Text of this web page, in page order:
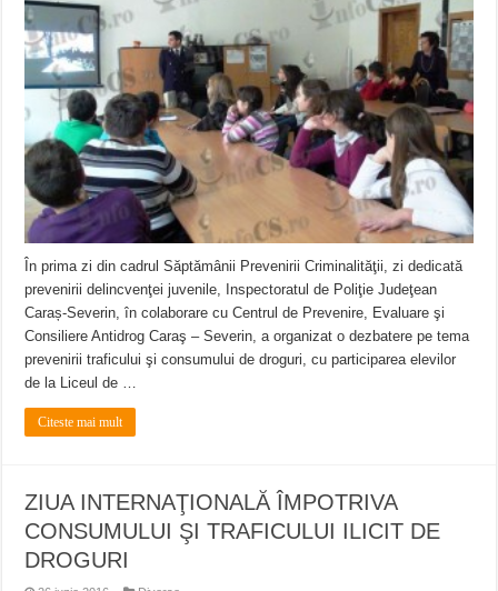
În prima zi din cadrul Săptămânii Prevenirii Criminalităţii, zi dedicată
prevenirii delincvenţei juvenile, Inspectoratul de Poliţie Judeţean
Caraș-Severin, în colaborare cu Centrul de Prevenire, Evaluare şi
Consiliere Antidrog Caraş – Severin, a organizat o dezbatere pe tema
prevenirii traficului şi consumului de droguri, cu participarea elevilor
de la Liceul de …
Citeste mai mult
ZIUA INTERNAŢIONALĂ ÎMPOTRIVA
CONSUMULUI ŞI TRAFICULUI ILICIT DE
DROGURI